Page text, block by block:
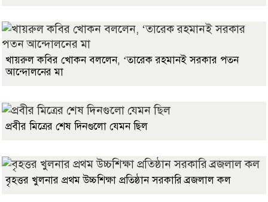
খায়রুল কবির খোকন বললেন, ‘তারেক রহমানই সরকার পতন
আন্দোলনের মা
প্রবীর মিত্রের শেষ দিনগুলো যেমন ছিল
বৃহত্তর খুলনার প্রথম উচ্চশিক্ষা প্রতিষ্ঠান সরকারি ব্রজলাল কল